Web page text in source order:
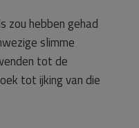
zou hebben gehad
slimme
tot de
tot ijking van die